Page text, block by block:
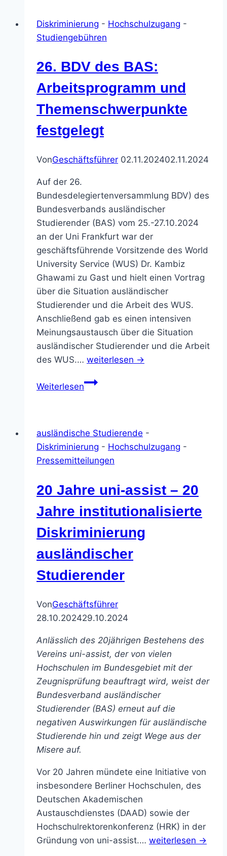
für
ausländische
Diskriminierung - Hochschulzugang -
Studiengebühren
26. BDV des BAS:
Arbeitsprogramm und
Themenschwerpunkte
festgelegt
VonGeschäftsführer 02.11.202402.11.2024
Auf der 26.
Bundesdelegiertenversammlung BDV) des
Bundesverbands ausländischer
Studierender (BAS) vom 25.-27.10.2024
an der Uni Frankfurt war der
geschäftsführende Vorsitzende des World
University Service (WUS) Dr. Kambiz
Ghawami zu Gast und hielt einen Vortrag
über die Situation ausländischer
Studierender und die Arbeit des WUS.
Anschließend gab es einen intensiven
Meinungsaustausch über die Situation
ausländischer Studierender und die Arbeit
des WUS.… weiterlesen →
Weiterlesen26.
Arbeitsprogramm
und
Themenschwerpunkte
ausländische Studierende -
Diskriminierung - Hochschulzugang -
Pressemitteilungen
20 Jahre uni-assist – 20
Jahre institutionalisierte
Diskriminierung
ausländischer
Studierender
VonGeschäftsführer
28.10.202429.10.2024
Anlässlich des 20jährigen Bestehens des
Vereins uni-assist, der von vielen
Hochschulen im Bundesgebiet mit der
Zeugnisprüfung beauftragt wird, weist der
Bundesverband ausländischer
Studierender (BAS) erneut auf die
negativen Auswirkungen für ausländische
Studierende hin und zeigt Wege aus der
Misere auf.
Vor 20 Jahren mündete eine Initiative von
insbesondere Berliner Hochschulen, des
Deutschen Akademischen
Austauschdienstes (DAAD) sowie der
Hochschulrektorenkonferenz (HRK) in der
Gründung von uni-assist.… weiterlesen →